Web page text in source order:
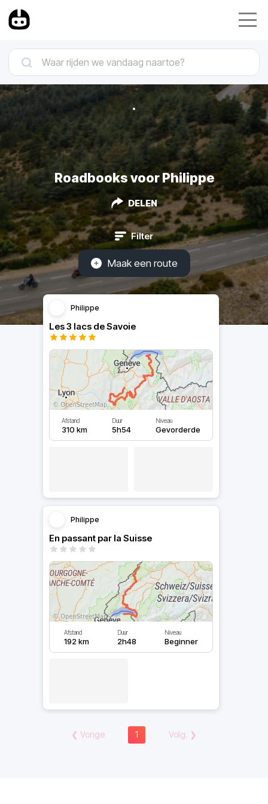
Roadbooks voor Philippe
DELEN
Filter
Maak een route
Philippe
Les 3 lacs de Savoie
Afstand
310 km
Duur
5h54
Niveau
Gevorderde
Philippe
En passant par la Suisse
Afstand
192 km
Duur
2h48
Niveau
Beginner
❮ Vorige 1 Volg. ❯